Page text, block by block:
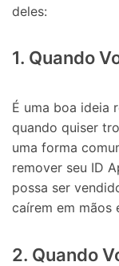
deles:
1. Quando
É uma boa ideia
quando quiser
uma forma
remover seu ID
possa ser
caírem em mãos
2. Quando